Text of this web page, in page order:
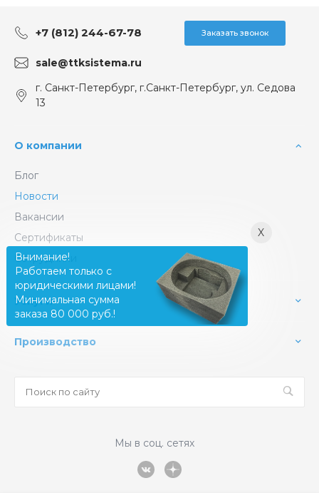
+7 (812) 244-67-78 Заказать звонок
sale@ttksistema.ru
г. Санкт-Петербург, г.Санкт-Петербург, ул. Седова
13
О компании
Блог
Новости
Вакансии
Сертификаты
Сотрудники
Услуги
Производство
Мы в соц. сетях
X
Внимание!
Работаем только с
юридическими лицами!
Минимальная сумма
заказа 80 000 руб.!